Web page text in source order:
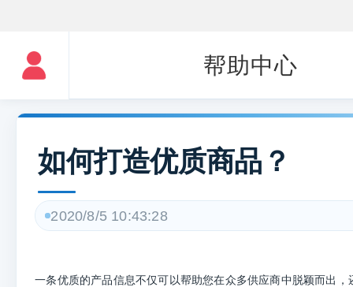
帮助中心
如何打造优质商品？
2020/8/5 10:43:28
一条优质的产品信息不仅可以帮助您在众多供应商中脱颖而出，